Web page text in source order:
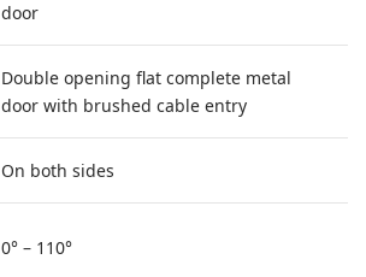
door
Double opening flat complete metal
door with brushed cable entry
On both sides
0° – 110°